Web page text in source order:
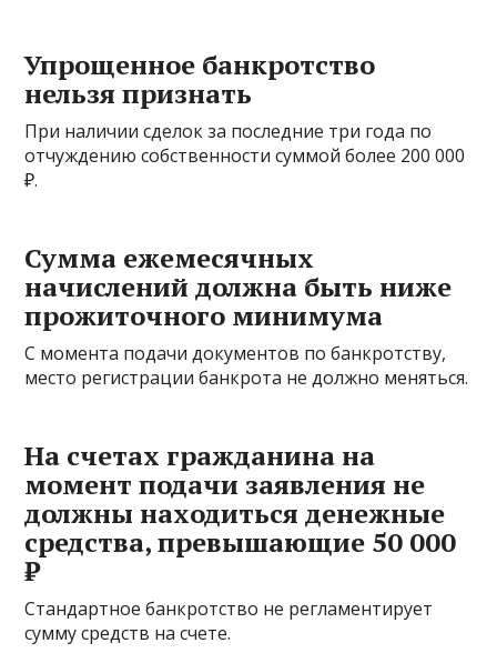
Упрощенное банкротство
нельзя признать
При наличии сделок за последние три года по
отчуждению собственности суммой более 200 000
₽.
Сумма ежемесячных
начислений должна быть ниже
прожиточного минимума
С момента подачи документов по банкротству,
место регистрации банкрота не должно меняться.
На счетах гражданина на
момент подачи заявления не
должны находиться денежные
средства, превышающие 50 000
₽
Стандартное банкротство не регламентирует
сумму средств на счете.